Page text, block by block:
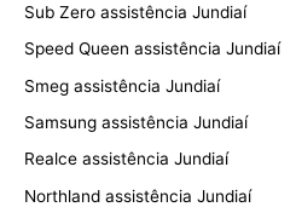
Sub Zero assistência Jundiaí
Speed Queen assistência Jundiaí
Smeg assistência Jundiaí
Samsung assistência Jundiaí
Realce assistência Jundiaí
Northland assistência Jundiaí